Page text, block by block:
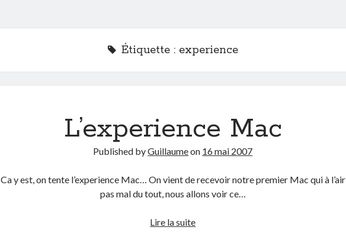
Étiquette : experience
L’experience Mac
Published byGuillaumeon 16 mai 2007
Ca y est, on tente l’experience Mac… On vient de recevoir notre premier Mac qui à l’air
pas mal du tout, nous allons voir ce…
Lire la suiteL’experience